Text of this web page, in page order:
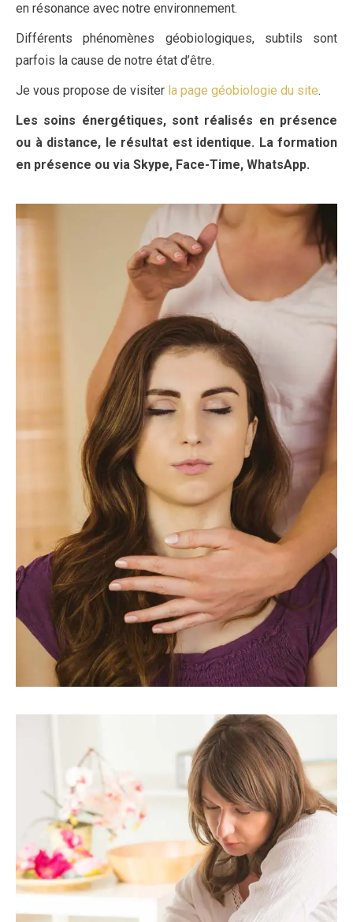
en résonance avec notre environnement.
Différents phénomènes géobiologiques, subtils sont
parfois la cause de notre état d’être.
Je vous propose de visiter la page géobiologie du site.
Les soins énergétiques, sont réalisés en présence
ou à distance, le résultat est identique. La formation
en présence ou via Skype, Face-Time, WhatsApp.